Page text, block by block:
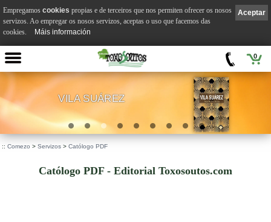
0
VILA SUÁREZ
:: Comezo > Servizos > Católogo PDF
Católogo PDF - Editorial Toxosoutos.com
Aceptar
Empregamos cookies propias e de terceiros que nos permiten ofrecer os nosos
servizos. Ao empregar os nosos servizos, aceptas o uso que facemos das
cookies.
Máis información